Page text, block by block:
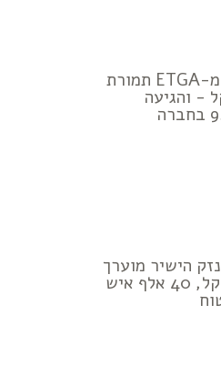
הראל רכשה 5% מ-ETGA תמורת
שקל - והגיעה
הישיר מוערך
ב-2 מיליארד שקל, 40 אלף איש